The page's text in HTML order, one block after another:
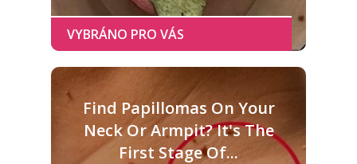
Find Papillomas On Your
Neck Or Armpit? It's The
First Stage Of...